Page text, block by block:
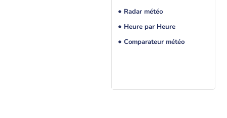
Radar météo
Heure par Heure
Comparateur météo